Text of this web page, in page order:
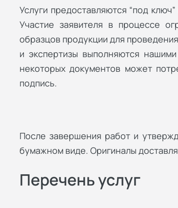
Услуги предоставляются “под
Участие заявителя в процессе
образцов продукции для
и экспертизы выполняются
некоторых документов может
подпись.
После завершения работ и
бумажном виде. Оригиналы
Перечень услуг